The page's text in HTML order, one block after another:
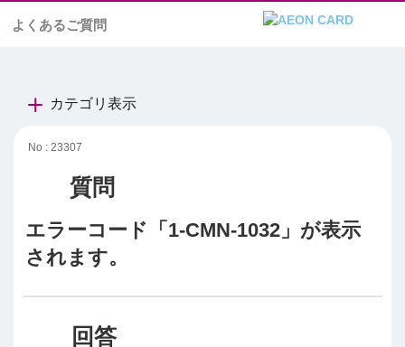
よくあるご質問
カテゴリ表示
No : 23307
エラーコード「1-CMN-1032」が表示
されます。